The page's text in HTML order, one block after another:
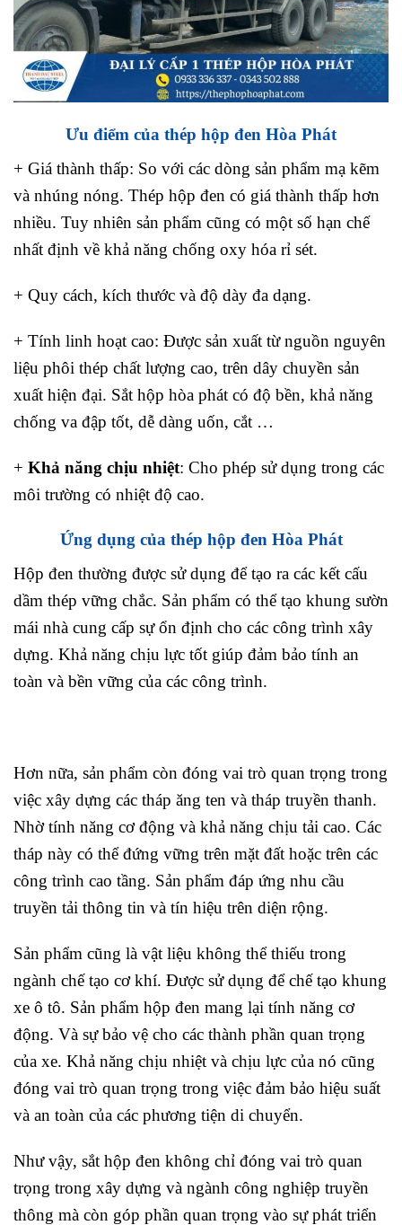
Ưu điểm của thép hộp đen Hòa Phát
+ Giá thành thấp: So với các dòng sản phẩm mạ kẽm
và nhúng nóng. Thép hộp đen có giá thành thấp hơn
nhiều. Tuy nhiên sản phẩm cũng có một số hạn chế
nhất định về khả năng chống oxy hóa rỉ sét.
+ Quy cách, kích thước và độ dày đa dạng.
+ Tính linh hoạt cao: Được sản xuất từ nguồn nguyên
liệu phôi thép chất lượng cao, trên dây chuyền sản
xuất hiện đại. Sắt hộp hòa phát có độ bền, khả năng
chống va đập tốt, dễ dàng uốn, cắt …
+ Khả năng chịu nhiệt: Cho phép sử dụng trong các
môi trường có nhiệt độ cao.
Ứng dụng của thép hộp đen Hòa Phát
Hộp đen thường được sử dụng để tạo ra các kết cấu
dầm thép vững chắc. Sản phẩm có thể tạo khung sườn
mái nhà cung cấp sự ổn định cho các công trình xây
dựng. Khả năng chịu lực tốt giúp đảm bảo tính an
toàn và bền vững của các công trình.
Hơn nữa, sản phẩm còn đóng vai trò quan trọng trong
việc xây dựng các tháp ăng ten và tháp truyền thanh.
Nhờ tính năng cơ động và khả năng chịu tải cao. Các
tháp này có thể đứng vững trên mặt đất hoặc trên các
công trình cao tầng. Sản phẩm đáp ứng nhu cầu
truyền tải thông tin và tín hiệu trên diện rộng.
Sản phẩm cũng là vật liệu không thể thiếu trong
ngành chế tạo cơ khí. Được sử dụng để chế tạo khung
xe ô tô. Sản phẩm hộp đen mang lại tính năng cơ
động. Và sự bảo vệ cho các thành phần quan trọng
của xe. Khả năng chịu nhiệt và chịu lực của nó cũng
đóng vai trò quan trọng trong việc đảm bảo hiệu suất
và an toàn của các phương tiện di chuyển.
Như vậy, sắt hộp đen không chỉ đóng vai trò quan
trọng trong xây dựng và ngành công nghiệp truyền
thông mà còn góp phần quan trọng vào sự phát triển